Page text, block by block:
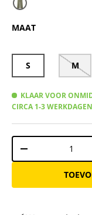
MAAT
S M
KLAAR VOOR
CIRCA 1-3 WERKDAGEN
Aantal
-